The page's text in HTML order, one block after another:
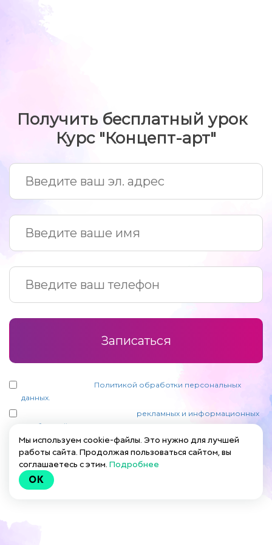
Получить бесплатный урок
Курс "Концепт-арт"
Записаться
Политикой обработки персональных
данных.
рекламных и информационных
сообщений
Мы используем cookie-файлы. Это нужно для лучшей
работы сайта. Продолжая пользоваться сайтом, вы
соглашаетесь с этим. Подробнее
OK